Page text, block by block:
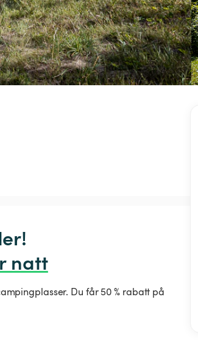
natt
Du får 50 % rabatt på